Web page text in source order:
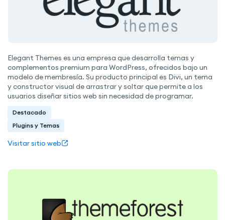
Elegant Themes es una empresa que desarrolla temas y
complementos premium para WordPress, ofrecidos bajo un
modelo de membresía. Su producto principal es Divi, un tema
y constructor visual de arrastrar y soltar que permite a los
usuarios diseñar sitios web sin necesidad de programar.
Destacado
Plugins y Temas
Visitar sitio web